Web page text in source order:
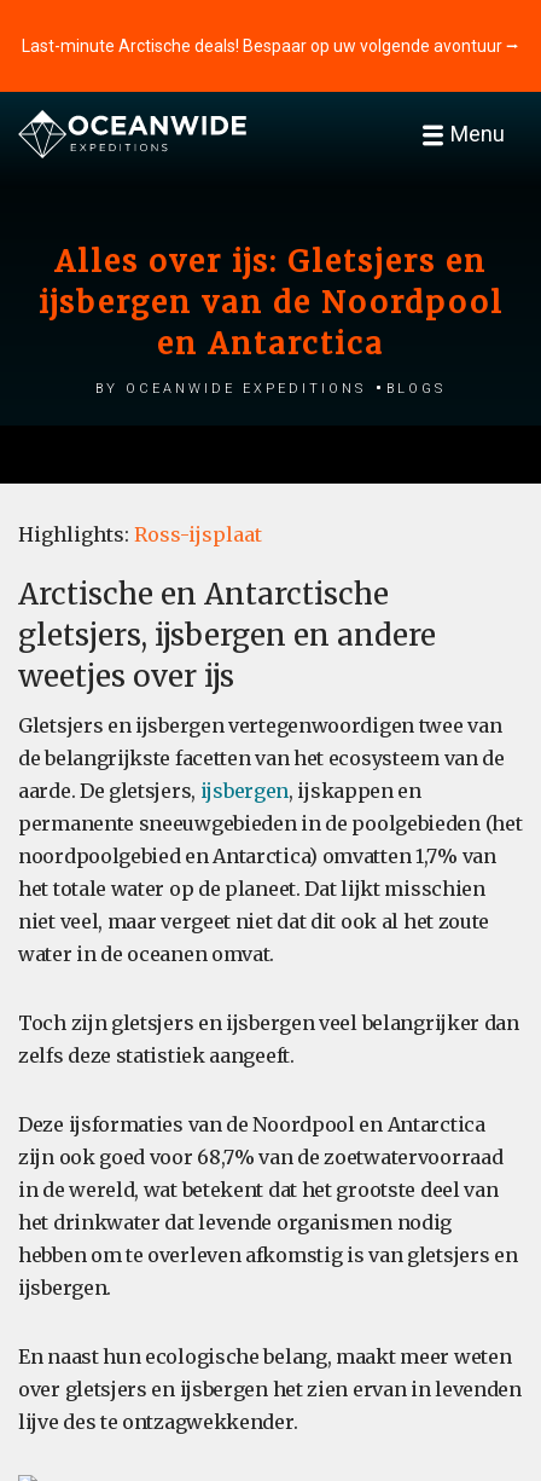
Last-minute Arctische deals! Bespaar op uw volgende avontuur ⭢
Menu
Alles over ijs: Gletsjers en
ijsbergen van de Noordpool
en Antarctica
by Oceanwide Expeditions Blogs
Highlights: Ross-ijsplaat
Arctische en Antarctische
gletsjers, ijsbergen en andere
weetjes over ijs
Gletsjers en ijsbergen vertegenwoordigen twee van
de belangrijkste facetten van het ecosysteem van de
aarde. De gletsjers, ijsbergen, ijskappen en
permanente sneeuwgebieden in de poolgebieden (het
noordpoolgebied en Antarctica) omvatten 1,7% van
het totale water op de planeet. Dat lijkt misschien
niet veel, maar vergeet niet dat dit ook al het zoute
water in de oceanen omvat.
Toch zijn gletsjers en ijsbergen veel belangrijker dan
zelfs deze statistiek aangeeft.
Deze ijsformaties van de Noordpool en Antarctica
zijn ook goed voor 68,7% van de zoetwatervoorraad
in de wereld, wat betekent dat het grootste deel van
het drinkwater dat levende organismen nodig
hebben om te overleven afkomstig is van gletsjers en
ijsbergen.
En naast hun ecologische belang, maakt meer weten
over gletsjers en ijsbergen het zien ervan in levenden
lijve des te ontzagwekkender.